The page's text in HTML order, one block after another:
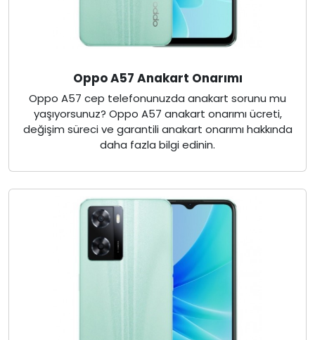
Oppo A57 Anakart Onarımı
Oppo A57 cep telefonunuzda anakart sorunu mu
yaşıyorsunuz? Oppo A57 anakart onarımı ücreti,
değişim süreci ve garantili anakart onarımı hakkında
daha fazla bilgi edinin.